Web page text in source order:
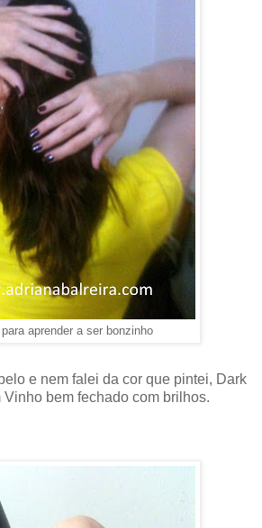
para aprender a ser bonzinho
e nem falei da cor que pintei, Dark
Vinho bem fechado com brilhos.